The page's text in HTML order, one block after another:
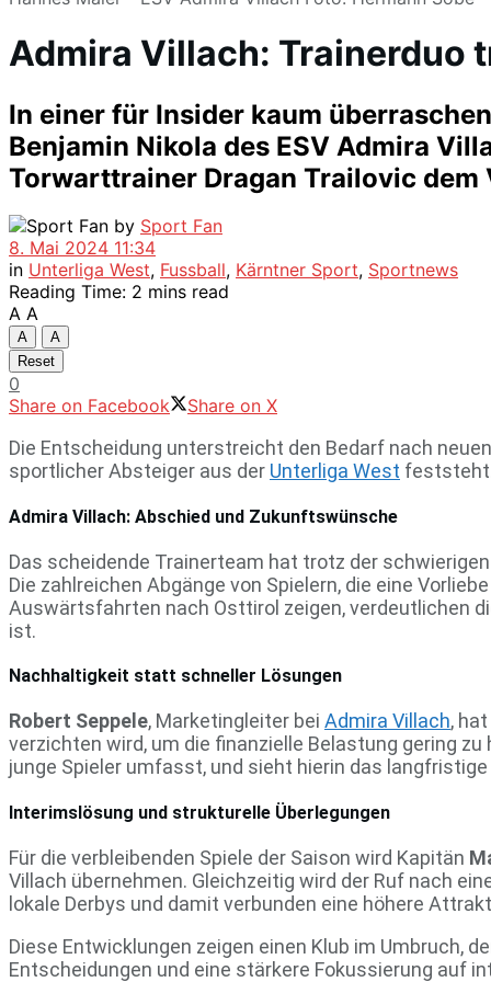
Admira Villach: Trainerduo
In einer für Insider kaum
Benjamin Nikola des ESV Admira
Torwarttrainer Dragan Trailovic dem
by Sport Fan
8. Mai 2024 11:34
in Unterliga West, Fussball, Kärntner Sport, Sportnews
Reading Time: 2 mins read
A A
A
A
Reset
0
Share on Facebook
Share on X
Die Entscheidung unterstreicht den Bedarf nach
sportlicher Absteiger aus der Unterliga West
Admira Villach: Abschied und Zukunftswünsche
Das scheidende Trainerteam hat trotz der
Die zahlreichen Abgänge von Spielern, die eine
Auswärtsfahrten nach Osttirol zeigen, verdeutlichen
ist.
Nachhaltigkeit statt schneller Lösungen
Robert Seppele, Marketingleiter bei Admira Villach,
verzichten wird, um die finanzielle Belastung gering
junge Spieler umfasst, und sieht hierin das
Interimslösung und strukturelle Überlegungen
Für die verbleibenden Spiele der Saison wird Kapitän
Villach übernehmen. Gleichzeitig wird der Ruf nach
lokale Derbys und damit verbunden eine höhere
Diese Entwicklungen zeigen einen Klub im Umbruch,
Entscheidungen und eine stärkere Fokussierung auf